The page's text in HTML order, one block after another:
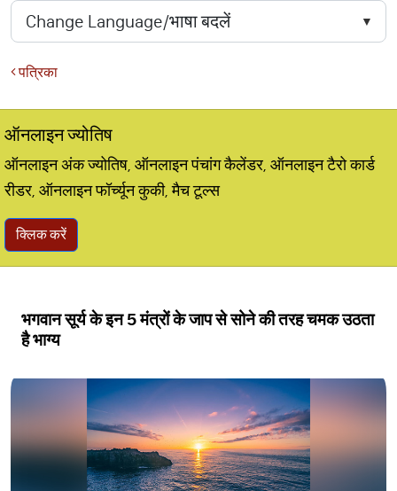
पत्रिका
ऑनलाइन ज्योतिष
ऑनलाइन अंक ज्योतिष, ऑनलाइन पंचांग कैलेंडर, ऑनलाइन टैरो कार्ड
रीडर, ऑनलाइन फॉर्च्यून कुकी, मैच टूल्स
क्लिक करें
भगवान सूर्य के इन 5 मंत्रों के जाप से सोने की तरह चमक उठता
है भाग्य